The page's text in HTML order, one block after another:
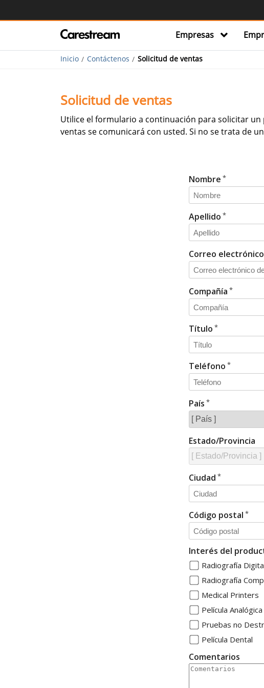
Empresas
Inicio Contáctenos Solicitud de ventas
Solicitud de ventas
Utilice el formulario a continuación para solicitar
ventas se comunicará con usted. Si no se trata de